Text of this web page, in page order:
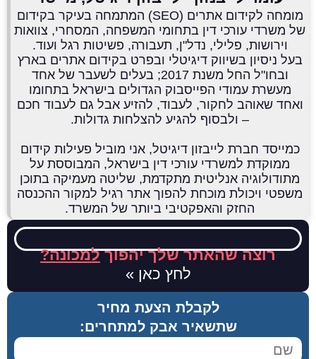
מומחה לקידום אתרים (SEO) המתמחה בעיקר בקידום
של משרדי עורכי דין בתחומי המשפחה, המסחרי, צוואות
וירושות, פלילי, נדל"ן, תעבורה, פשיטות רגל ועוד.
בעל ניסיון בשיווק דיגיטלי ובפרט בקידום אתרים בארץ
ובחו"ל החל משנת 2017; בעלים לשעבר של אחד
מעשרת עמודי הפייסבוק הגדולים בישראל בתחומו
ואחד שאוהב לחקור, לעבוד, להזיע אבל גם לעבוד חכם
– ולבסוף להגיע להצלחות גדולות.
כמייסד חברת לייבזון דיגיטל, אני מוביל פעילות קידום
ממוקדת למשרדי עורכי דין בישראל, המבוססת על
מתודולוגיה אנליטית מתקדמת, שליטה מעמיקה בתוכן
משפטי ויכולת מוכחת להפוך אתר רגיל למקור ההכנסה
החזק והאפקטיבי ביותר של המשרד.
רוצה שהאתר שלך יהפוךלמכונה?
לחץ כאן »
לקבלת הצעת מחיר
שתשאיר אבק למתחרים: